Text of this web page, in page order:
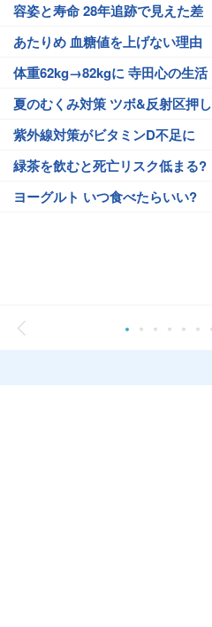
容姿と寿命 28年追跡で見えた差
あたりめ 血糖値を上げない理由
体重62kg→82kgに 寺田心の生活
夏のむくみ対策 ツボ&反射区押し
紫外線対策がビタミンD不足に
緑茶を飲むと死亡リスク低まる?
ヨーグルト いつ食べたらいい?